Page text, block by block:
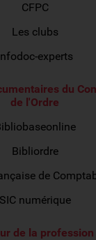
CFPC
Les clubs
experts
du
de l'Ordre
Bibliordre
de
SIC numérique
de la profession